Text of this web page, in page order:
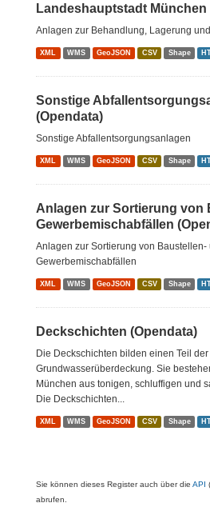
Landeshauptstadt München
Anlagen zur Behandlung, Lagerung
XML WMS GeoJSON CSV Shape
Sonstige
(Opendata)
Sonstige Abfallentsorgungsanlagen
XML WMS GeoJSON CSV Shape
Anlagen zur Sortierung von
Gewerbemischabfällen
Anlagen zur Sortierung von Baustellen-
Gewerbemischabfällen
XML WMS GeoJSON CSV Shape
Deckschichten (Opendata)
Die Deckschichten bilden einen Teil der
Grundwasserüberdeckung. Sie
München aus tonigen, schluffigen und
Die Deckschichten...
XML WMS GeoJSON CSV Shape
Sie können dieses Register auch über die API
abrufen.